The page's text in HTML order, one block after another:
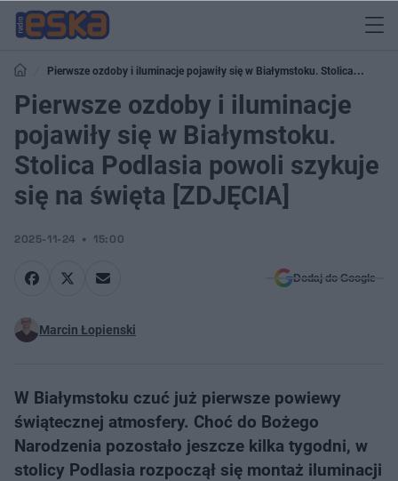
Pierwsze ozdoby i iluminacje pojawiły się w Białymstoku. Stolica
Podlasia powoli szykuje się na święta [ZDJĘCIA]
Pierwsze ozdoby i iluminacje
pojawiły się w Białymstoku.
Stolica Podlasia powoli szykuje
się na święta [ZDJĘCIA]
2025-11-24 15:00
Dodaj do Google
Marcin Łopienski
W Białymstoku czuć już pierwsze powiewy
świątecznej atmosfery. Choć do Bożego
Narodzenia pozostało jeszcze kilka tygodni, w
stolicy Podlasia rozpoczął się montaż iluminacji